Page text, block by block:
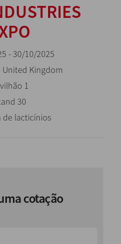
- 30/10/2025
United Kingdom
1
30
de lacticínios
cotação